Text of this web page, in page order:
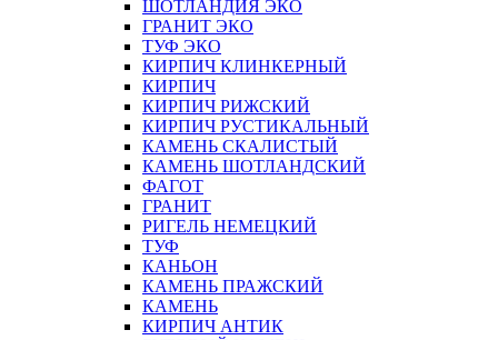
ШОТЛАНДИЯ ЭКО
ГРАНИТ ЭКО
ТУФ ЭКО
КИРПИЧ КЛИНКЕРНЫЙ
КИРПИЧ
КИРПИЧ РИЖСКИЙ
КИРПИЧ РУСТИКАЛЬНЫЙ
КАМЕНЬ СКАЛИСТЫЙ
КАМЕНЬ ШОТЛАНДСКИЙ
ФАГОТ
ГРАНИТ
РИГЕЛЬ НЕМЕЦКИЙ
ТУФ
КАНЬОН
КАМЕНЬ ПРАЖСКИЙ
КАМЕНЬ
КИРПИЧ АНТИК